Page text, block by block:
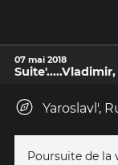
07 mai 2018
Yaroslavl',
Poursuite de la